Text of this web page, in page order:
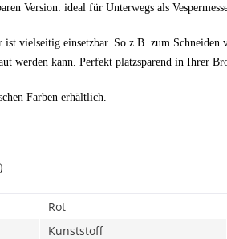
Version: ideal für Unterwegs als
ist vielseitig einsetzbar. So z.B. zum
werden kann. Perfekt platzsparend in Ihrer
Farben erhältlich.
Rot
Kunststoff